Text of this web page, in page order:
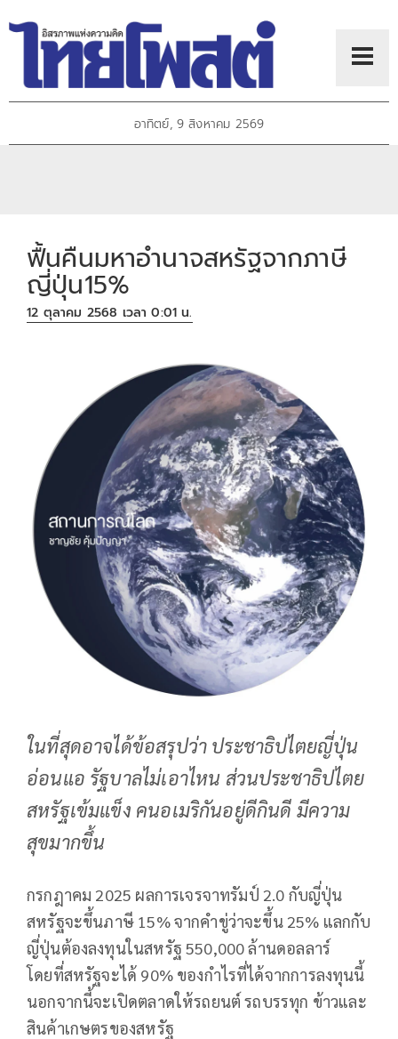
อาทิตย์, 9 สิงหาคม 2569
ฟื้นคืนมหาอำนาจสหรัฐจากภาษี
ญี่ปุ่น15%
12 ตุลาคม 2568 เวลา 0:01 น.
ในที่สุดอาจได้ข้อสรุปว่า ประชาธิปไตยญี่ปุ่น
อ่อนแอ รัฐบาลไม่เอาไหน ส่วนประชาธิปไตย
สหรัฐเข้มแข็ง คนอเมริกันอยู่ดีกินดี มีความ
สุขมากขึ้น
กรกฎาคม 2025 ผลการเจรจาทรัมป์ 2.0 กับญี่ปุ่น
สหรัฐจะขึ้นภาษี 15% จากคำขู่ว่าจะขึ้น 25% แลกกับ
ญี่ปุ่นต้องลงทุนในสหรัฐ 550,000 ล้านดอลลาร์
โดยที่สหรัฐจะได้ 90% ของกำไรที่ได้จากการลงทุนนี้
นอกจากนี้จะเปิดตลาดให้รถยนต์ รถบรรทุก ข้าวและ
สินค้าเกษตรของสหรัฐ